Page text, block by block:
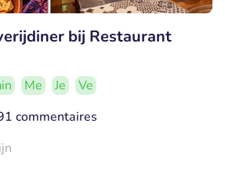
bij Restaurant
Me Je
Ve
commentaires